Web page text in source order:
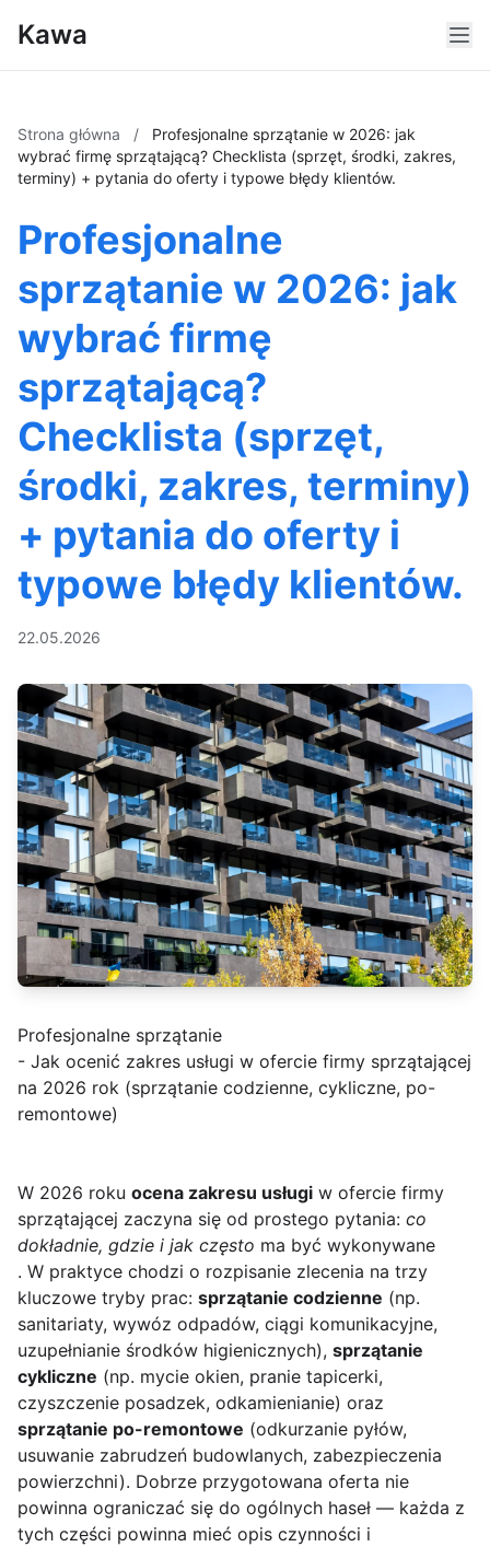
Kawa
Strona główna /
Profesjonalne sprzątanie w 2026: jak
wybrać firmę sprzątającą? Checklista (sprzęt, środki, zakres,
terminy) + pytania do oferty i typowe błędy klientów.
Profesjonalne
sprzątanie w 2026: jak
wybrać firmę
sprzątającą?
Checklista (sprzęt,
środki, zakres, terminy)
+ pytania do oferty i
typowe błędy klientów.
22.05.2026
Profesjonalne sprzątanie
- Jak ocenić zakres usługi w ofercie firmy sprzątającej
na 2026 rok (sprzątanie codzienne, cykliczne, po-
remontowe)
W 2026 roku ocena zakresu usługi w ofercie firmy
sprzątającej zaczyna się od prostego pytania: co
dokładnie, gdzie i jak często ma być wykonywane
. W praktyce chodzi o rozpisanie zlecenia na trzy
kluczowe tryby prac: sprzątanie codzienne (np.
sanitariaty, wywóz odpadów, ciągi komunikacyjne,
uzupełnianie środków higienicznych), sprzątanie
cykliczne (np. mycie okien, pranie tapicerki,
czyszczenie posadzek, odkamienianie) oraz
sprzątanie po-remontowe (odkurzanie pyłów,
usuwanie zabrudzeń budowlanych, zabezpieczenia
powierzchni). Dobrze przygotowana oferta nie
powinna ograniczać się do ogólnych haseł — każda z
tych części powinna mieć opis czynności i